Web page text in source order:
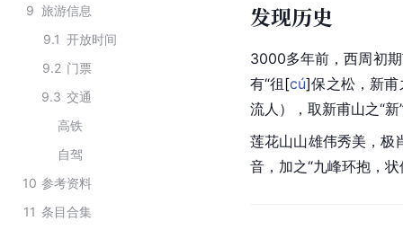
9 旅游信息
9.1 开放时间
9.2 门票
9.3 交通
高铁
自驾
10 参考资料
11 条目合集
发现历史
3000多年前，西周初
有“徂[cú]保之松，新甫
流人），取新甫山之“新
莲花山山雄伟秀美，极
音，加之“九峰环抱，